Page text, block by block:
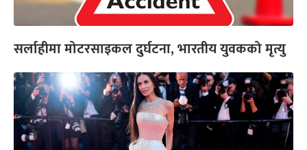
सर्लाहीमा मोटरसाइकल दुर्घटना, भारतीय युवकको मृत्यु